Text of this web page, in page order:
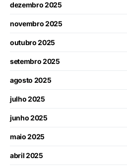
dezembro 2025
novembro 2025
outubro 2025
setembro 2025
agosto 2025
julho 2025
junho 2025
maio 2025
abril 2025